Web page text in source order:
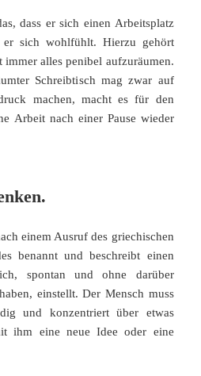
dass er sich einen Arbeitsplatz
sich wohlfühlt. Hierzu gehört
immer alles penibel aufzuräumen.
Schreibtisch mag zwar auf
machen, macht es für den
Arbeit nach einer Pause wieder
einem Ausruf des griechischen
benannt und beschreibt einen
spontan und ohne darüber
einstellt. Der Mensch muss
und konzentriert über etwas
ihm eine neue Idee oder eine